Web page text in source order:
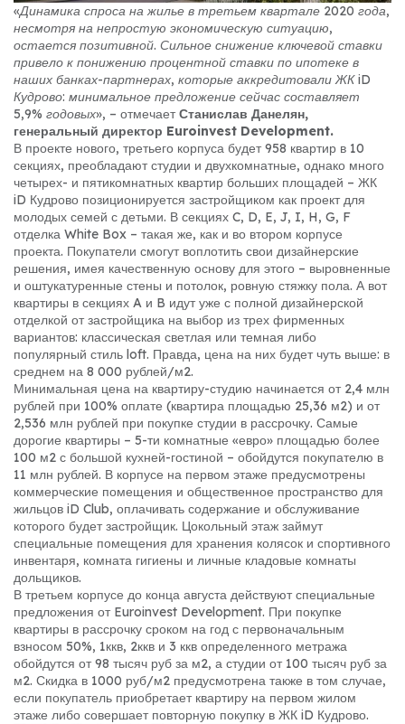
«Динамика спроса на жилье в третьем квартале 2020 года,
несмотря на непростую экономическую ситуацию,
остается позитивной. Сильное снижение ключевой ставки
привело к понижению процентной ставки по ипотеке в
наших банках-партнерах, которые аккредитовали ЖК iD
Кудрово: минимальное предложение сейчас составляет
5,9% годовых», – отмечаетСтанислав Данелян,
генеральный директор Euroinvest Development.
В проекте нового, третьего корпуса будет 958 квартир в 10
секциях, преобладают студии и двухкомнатные, однако много
четырех- и пятикомнатных квартир больших площадей – ЖК
iD Кудрово позиционируется застройщиком как проект для
молодых семей с детьми. В секциях C, D, E, J, I, H, G, F
отделка White Box – такая же, как и во втором корпусе
проекта. Покупатели смогут воплотить свои дизайнерские
решения, имея качественную основу для этого – выровненные
и оштукатуренные стены и потолок, ровную стяжку пола. А вот
квартиры в секциях A и B идут уже с полной дизайнерской
отделкой от застройщика на выбор из трех фирменных
вариантов: классическая светлая или темная либо
популярный стиль loft. Правда, цена на них будет чуть выше: в
среднем на 8 000 рублей/м2.
Минимальная цена на квартиру-студию начинается от 2,4 млн
рублей при 100% оплате (квартира площадью 25,36 м2) и от
2,536 млн рублей при покупке студии в рассрочку. Самые
дорогие квартиры – 5-ти комнатные «евро» площадью более
100 м2 с большой кухней-гостиной – обойдутся покупателю в
11 млн рублей. В корпусе на первом этаже предусмотрены
коммерческие помещения и общественное пространство для
жильцов iD Club, оплачивать содержание и обслуживание
которого будет застройщик. Цокольный этаж займут
специальные помещения для хранения колясок и спортивного
инвентаря, комната гигиены и личные кладовые комнаты
дольщиков.
В третьем корпусе до конца августа действуют специальные
предложения от Euroinvest Development. При покупке
квартиры в рассрочку сроком на год с первоначальным
взносом 50%, 1ккв, 2ккв и 3 ккв определенного метража
обойдутся от 98 тысяч руб за м2, а студии от 100 тысяч руб за
м2. Скидка в 1000 руб/м2 предусмотрена также в том случае,
если покупатель приобретает квартиру на первом жилом
этаже либо совершает повторную покупку в ЖК iD Кудрово.